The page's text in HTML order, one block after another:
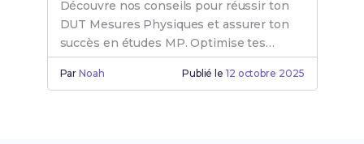
Découvre nos conseils pour réussir ton
DUT Mesures Physiques et assurer ton
succès en études MP. Optimise tes
chances de réussite en Mesure Physique
dès maintenant.
ParNoah Publié le 12 octobre 2025